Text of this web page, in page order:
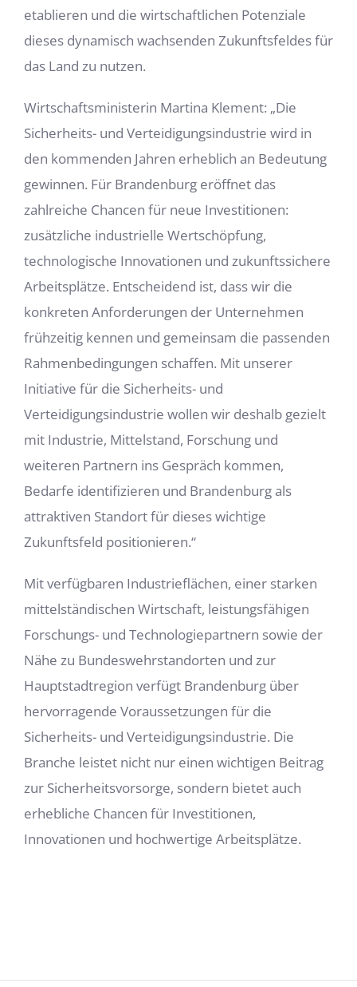
etablieren und die wirtschaftlichen Potenziale
dieses dynamisch wachsenden Zukunftsfeldes für
das Land zu nutzen.
Wirtschaftsministerin Martina Klement: „Die
Sicherheits- und Verteidigungsindustrie wird in
den kommenden Jahren erheblich an Bedeutung
gewinnen. Für Brandenburg eröffnet das
zahlreiche Chancen für neue Investitionen:
zusätzliche industrielle Wertschöpfung,
technologische Innovationen und zukunftssichere
Arbeitsplätze. Entscheidend ist, dass wir die
konkreten Anforderungen der Unternehmen
frühzeitig kennen und gemeinsam die passenden
Rahmenbedingungen schaffen. Mit unserer
Initiative für die Sicherheits- und
Verteidigungsindustrie wollen wir deshalb gezielt
mit Industrie, Mittelstand, Forschung und
weiteren Partnern ins Gespräch kommen,
Bedarfe identifizieren und Brandenburg als
attraktiven Standort für dieses wichtige
Zukunftsfeld positionieren.“
Mit verfügbaren Industrieflächen, einer starken
mittelständischen Wirtschaft, leistungsfähigen
Forschungs- und Technologiepartnern sowie der
Nähe zu Bundeswehrstandorten und zur
Hauptstadtregion verfügt Brandenburg über
hervorragende Voraussetzungen für die
Sicherheits- und Verteidigungsindustrie. Die
Branche leistet nicht nur einen wichtigen Beitrag
zur Sicherheitsvorsorge, sondern bietet auch
erhebliche Chancen für Investitionen,
Innovationen und hochwertige Arbeitsplätze.